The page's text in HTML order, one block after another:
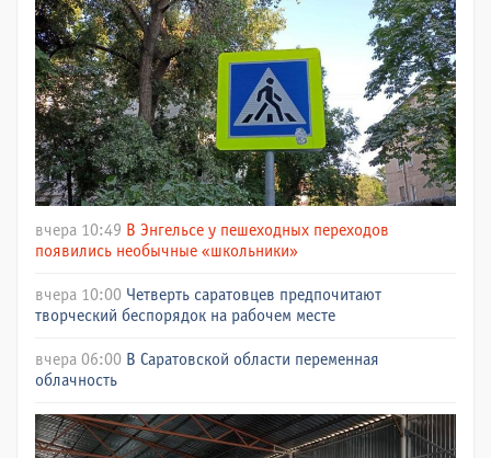
вчера 10:49 В Энгельсе у пешеходных переходов
появились необычные «школьники»
вчера 10:00 Четверть саратовцев предпочитают
творческий беспорядок на рабочем месте
вчера 06:00 В Саратовской области переменная
облачность